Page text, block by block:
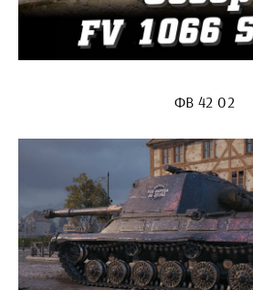
ФВ 42 02